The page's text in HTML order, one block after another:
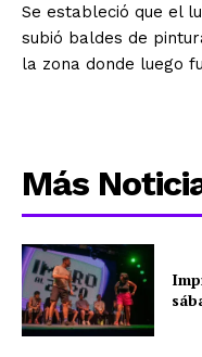
Se estableció que el
subió baldes de
la zona donde luego
Más